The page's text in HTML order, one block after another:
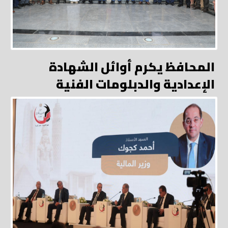
المحافظ يكرم أوائل الشهادة
الإعدادية والدبلومات الفنية